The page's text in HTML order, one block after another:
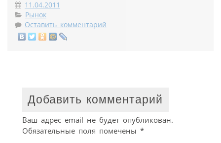
11.04.2011
Рынок
Оставить комментарий
Добавить комментарий
Ваш адрес email не будет опубликован.
Обязательные поля помечены *